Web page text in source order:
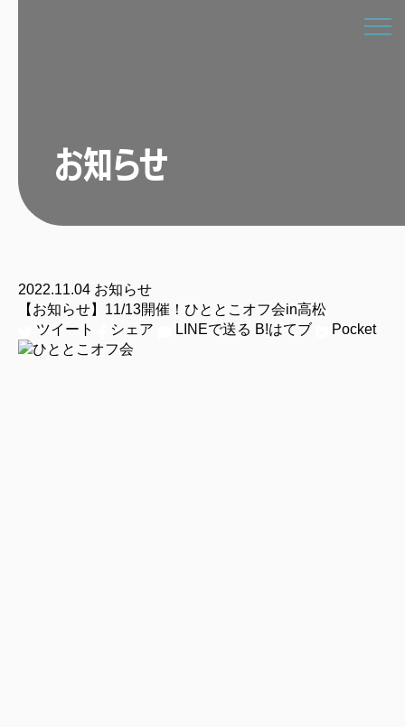
お知らせ
2022.11.04 お知らせ
【お知らせ】11/13開催！ひととこオフ会in高松
ツイート
シェア LINEで送る B!はてブ Pocket